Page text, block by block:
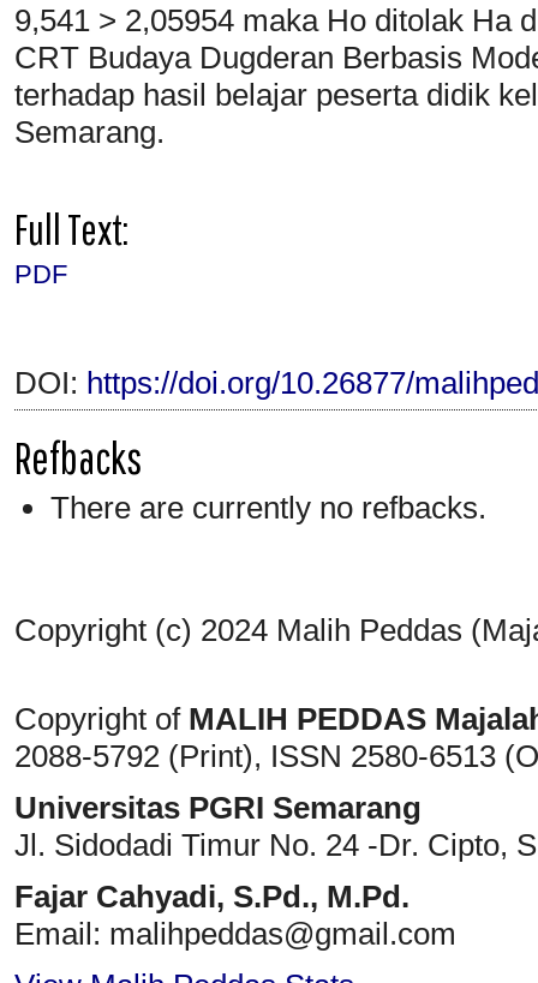
9,541 > 2,05954 maka Ho ditolak Ha
CRT Budaya Dugderan Berbasis
terhadap hasil belajar peserta didik
Semarang.
Full Text:
PDF
DOI: https://doi.org/10.26877/
Refbacks
There are currently no refbacks.
Copyright (c) 2024 Malih Peddas
Copyright ofMALIH PEDDAS
2088-5792 (Print), ISSN 2580-6513
Universitas PGRI Semarang
Jl. Sidodadi Timur No. 24 -Dr. Cipto,
Fajar Cahyadi, S.Pd., M.Pd.
Email: malihpeddas@gmail.com